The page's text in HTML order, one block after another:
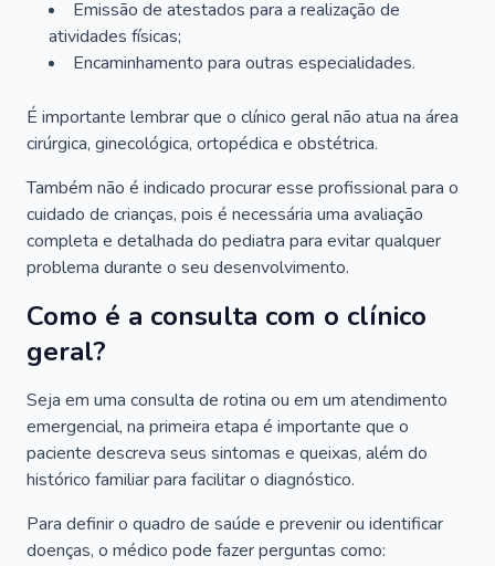
Emissão de atestados para a realização de
atividades físicas;
Encaminhamento para outras especialidades.
É importante lembrar que o clínico geral não atua na área
cirúrgica, ginecológica, ortopédica e obstétrica.
Também não é indicado procurar esse profissional para o
cuidado de crianças, pois é necessária uma avaliação
completa e detalhada do pediatra para evitar qualquer
problema durante o seu desenvolvimento.
Como é a consulta com o clínico
geral?
Seja em uma consulta de rotina ou em um atendimento
emergencial, na primeira etapa é importante que o
paciente descreva seus sintomas e queixas, além do
histórico familiar para facilitar o diagnóstico.
Para definir o quadro de saúde e prevenir ou identificar
doenças, o médico pode fazer perguntas como: